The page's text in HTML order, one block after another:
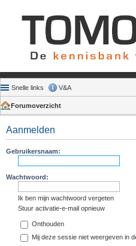
Snelle links V&A
Forumoverzicht
Aanmelden
Gebruikersnaam:
Wachtwoord:
Ik ben mijn wachtwoord vergeten
Stuur activatie-e-mail opnieuw
Onthouden
Mij deze sessie niet weergeven in